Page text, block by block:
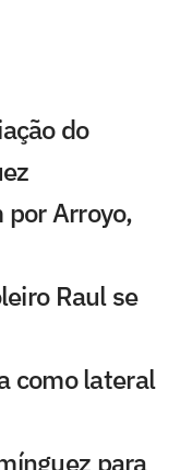
do
por Arroyo,
Raul se
como lateral
para